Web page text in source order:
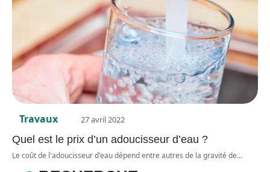
Travaux 27 avril 2022
Quel est le prix d’un adoucisseur d’eau ?
Le coût de l'adoucisseur d'eau dépend entre autres de la gravité de…